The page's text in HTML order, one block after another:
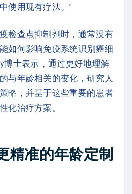
使用现有疗法。”
检查点抑制剂时，通常没有
如何影响免疫系统识别癌细
博士表示，通过更好地理解
与年龄相关的变化，研究人
略，并基于这些重要的患者
化治疗方案。
精准的年龄定制